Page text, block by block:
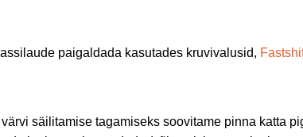
paigaldada kasutades kruvivalusid,
säilitamise tagamiseks soovitame pinna katta